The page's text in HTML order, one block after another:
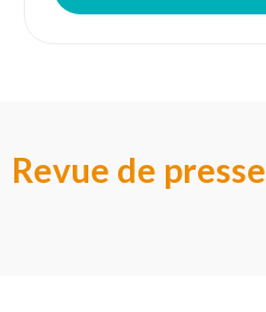
Revue de presse